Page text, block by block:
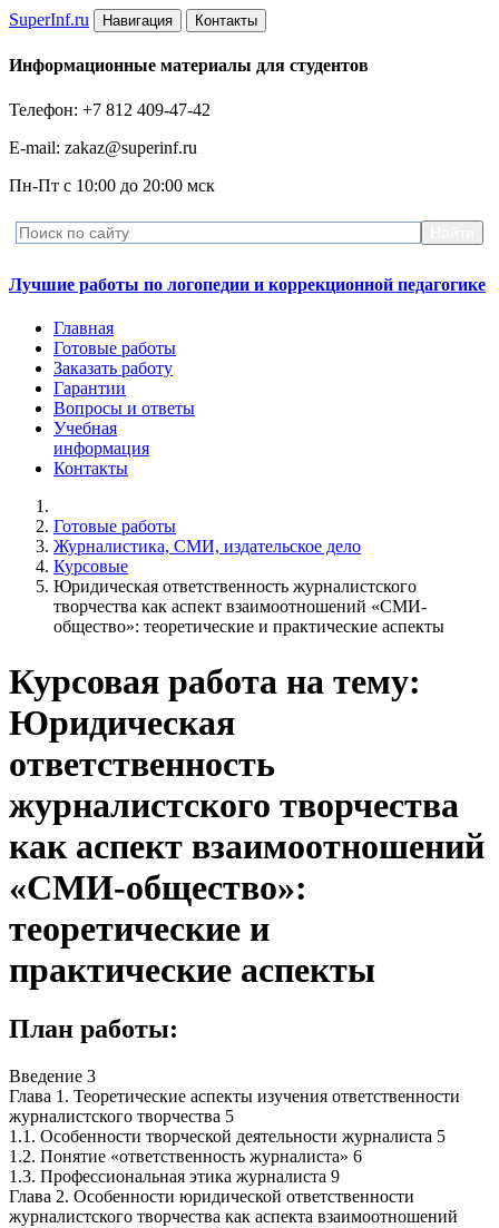
SuperInf.ru Навигация Контакты
Информационные материалы для студентов
Телефон: +7 812 409-47-42
E-mail: zakaz@superinf.ru
Пн-Пт с 10:00 до 20:00 мск
Лучшие работы по логопедии и коррекционной педагогике
Главная
Готовые работы
Заказать работу
Гарантии
Вопросы и ответы
Учебная
информация
Контакты
Готовые работы
Журналистика, СМИ, издательское дело
Курсовые
Юридическая ответственность журналистского
творчества как аспект взаимоотношений «СМИ-
общество»: теоретические и практические аспекты
Курсовая работа на тему:
Юридическая
ответственность
журналистского творчества
как аспект взаимоотношений
«СМИ-общество»:
теоретические и
практические аспекты
План работы:
Введение 3
Глава 1. Теоретические аспекты изучения ответственности
журналистского творчества 5
1.1. Особенности творческой деятельности журналиста 5
1.2. Понятие «ответственность журналиста» 6
1.3. Профессиональная этика журналиста 9
Глава 2. Особенности юридической ответственности
журналистского творчества как аспекта взаимоотношений